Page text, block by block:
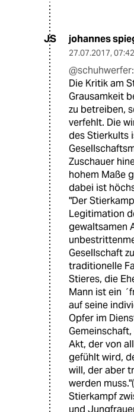
JS johannes
27.07.2017,
@schuhwerfer:
Die Kritik am
Grausamkeit
zu betreiben,
verfehlt. Die
des Stierkults
Zuschauer
hohem Maße
dabei ist
"Der
Legitimation
gewaltsamen
Gesellschaft
traditionelle
Stieres, die
Mann ist ein
auf seine
Opfer im
Akt, der von
gefühlt wird,
will, der aber
werden
Stierkampf
und